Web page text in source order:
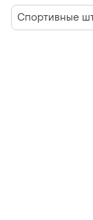
Спортивные